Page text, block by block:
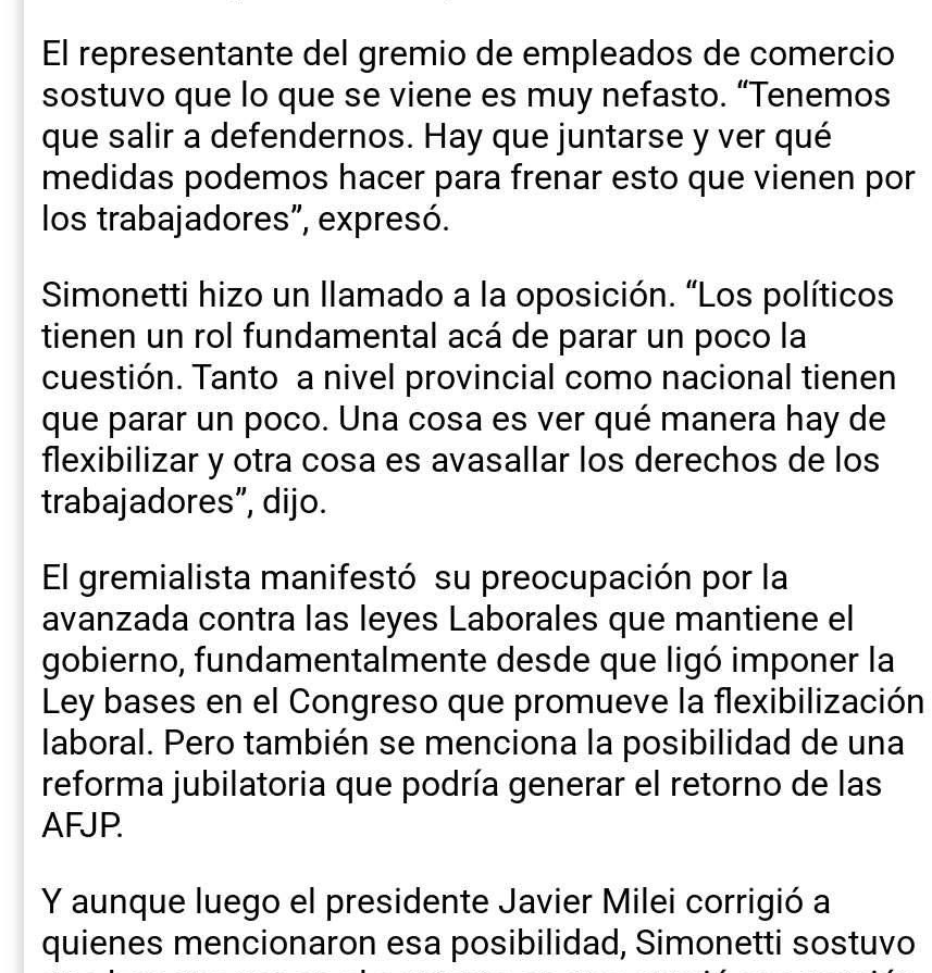
El representante del gremio de empleados de comercio
sostuvo que lo que se viene es muy nefasto. “Tenemos
que salir a defendernos. Hay que juntarse y ver qué
medidas podemos hacer para frenar esto que vienen por
los trabajadores”, expresó.
Simonetti hizo un llamado a la oposición. “Los políticos
tienen un rol fundamental acá de parar un poco la
cuestión. Tanto a nivel provincial como nacional tienen
que parar un poco. Una cosa es ver qué manera hay de
flexibilizar y otra cosa es avasallar los derechos de los
trabajadores”, dijo.
El gremialista manifestó su preocupación por la
avanzada contra las leyes Laborales que mantiene el
gobierno, fundamentalmente desde que ligó imponer la
Ley bases en el Congreso que promueve la flexibilización
laboral. Pero también se menciona la posibilidad de una
reforma jubilatoria que podría generar el retorno de las
AFJP.
Y aunque luego el presidente Javier Milei corrigió a
quienes mencionaron esa posibilidad, Simonetti sostuvo